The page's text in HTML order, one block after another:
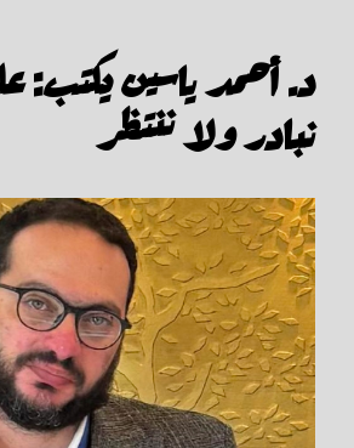
د. أحمد ياسين يكتب:
نبادر ولا ننتظر